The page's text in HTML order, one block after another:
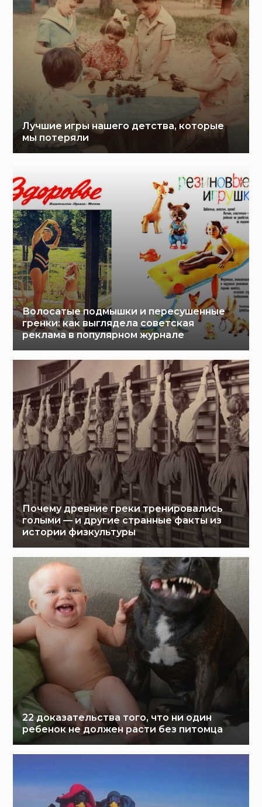
Лучшие игры нашего детства, которые
мы потеряли
Волосатые подмышки и пересушенные
гренки: как выглядела советская
реклама в популярном журнале
Почему древние греки тренировались
голыми — и другие странные факты из
истории физкультуры
22 доказательства того, что ни один
ребенок не должен расти без питомца